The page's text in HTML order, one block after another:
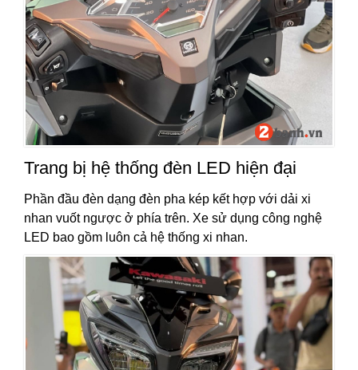
Trang bị hệ thống đèn LED hiện đại
Phần đầu đèn dạng đèn pha kép kết hợp với dải xi
nhan vuốt ngược ở phía trên. Xe sử dụng công nghệ
LED bao gồm luôn cả hệ thống xi nhan.